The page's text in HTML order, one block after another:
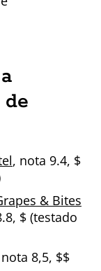
de
, nota 9.4, $
& Bites
$ (testado
8,5, $$